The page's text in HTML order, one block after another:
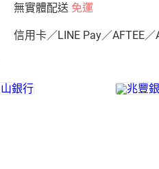
無實體配送 免運
信用卡／LINE Pay／AFTEE／